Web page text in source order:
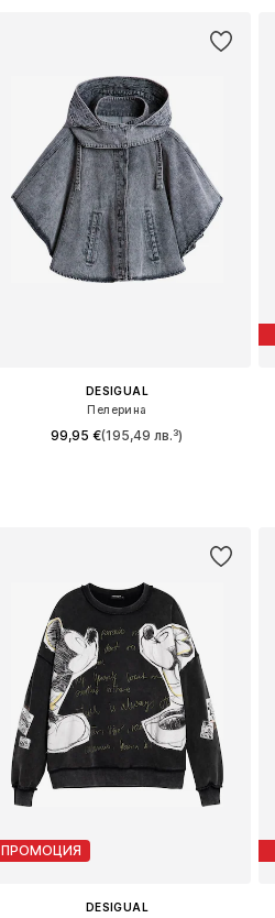
DESIGUAL
Пелерина
99,95 €(195,49 лв.³)
ПРОМОЦИЯ
DESIGUAL